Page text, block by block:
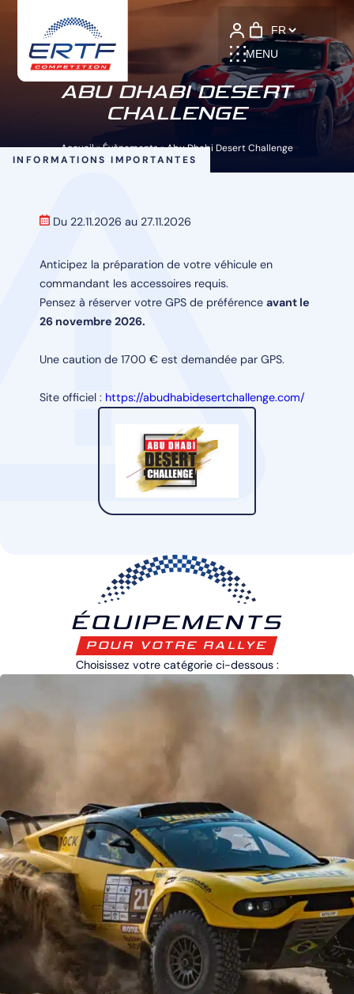
MENU
Language
ABU DHABI DESERT
CHALLENGE
Accueil»Évènements»Abu Dhabi Desert Challenge
INFORMATIONS IMPORTANTES
Du 22.11.2026 au 27.11.2026
Anticipez la préparation de votre véhicule en
commandant les accessoires requis.
Pensez à réserver votre GPS de préférence avant le
26 novembre 2026.
Une caution de 1700 € est demandée par GPS.
Site officiel : https://abudhabidesertchallenge.com/
ÉQUIPEMENTS
POUR VOTRE RALLYE
Choisissez votre catégorie ci-dessous :